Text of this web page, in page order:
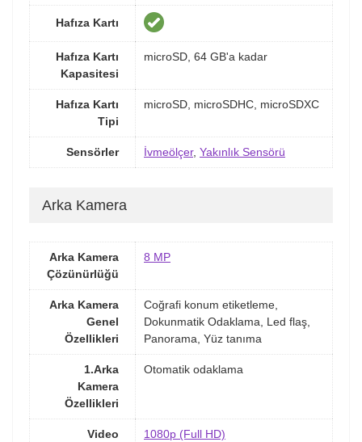
Hafıza Kartı
Hafıza Kartı
Kapasitesi
microSD, 64 GB'a kadar
Hafıza Kartı
Tipi
microSD, microSDHC, microSDXC
Sensörler İvmeölçer, Yakınlık Sensörü
Arka Kamera
Arka Kamera
Çözünürlüğü
8 MP
Arka Kamera
Genel
Özellikleri
Coğrafi konum etiketleme,
Dokunmatik Odaklama, Led flaş,
Panorama, Yüz tanıma
1.Arka
Kamera
Özellikleri
Otomatik odaklama
Video
1080p (Full HD)